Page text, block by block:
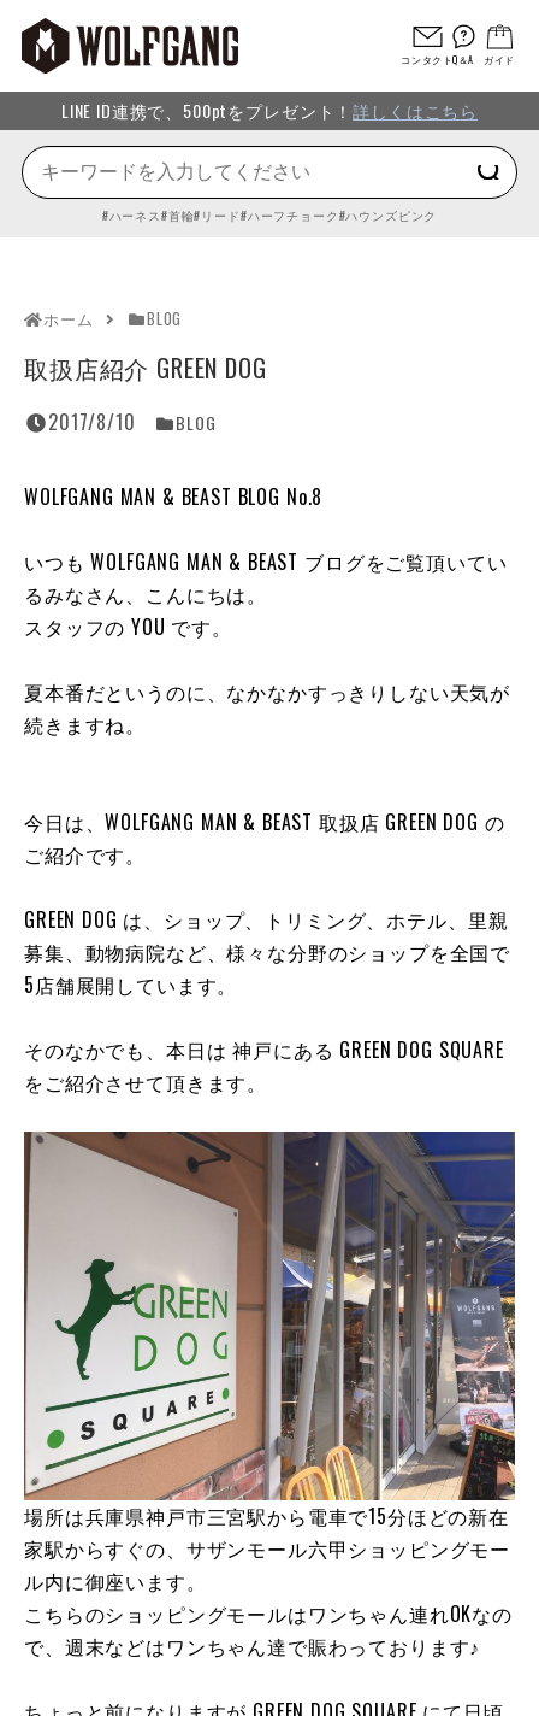
コンタクトQ＆A ガイド
LINE ID連携で、500ptをプレゼント！詳しくはこちら
ハーネス 首輪 リード ハーフチョーク ハウンズピンク
ホーム BLOG
取扱店紹介 GREEN DOG
2017/8/10 BLOG
WOLFGANG MAN & BEAST BLOG No.8
いつも WOLFGANG MAN & BEAST ブログをご覧頂いてい
るみなさん、こんにちは。
スタッフの YOU です。
夏本番だというのに、なかなかすっきりしない天気が
続きますね。
今日は、WOLFGANG MAN & BEAST 取扱店 GREEN DOG の
ご紹介です。
GREEN DOG は、ショップ、トリミング、ホテル、里親
募集、動物病院など、様々な分野のショップを全国で
5店舗展開しています。
そのなかでも、本日は 神戸にある GREEN DOG SQUARE
をご紹介させて頂きます。
場所は兵庫県神戸市三宮駅から電車で15分ほどの新在
家駅からすぐの、サザンモール六甲ショッピングモー
ル内に御座います。
こちらのショッピングモールはワンちゃん連れOKなの
で、週末などはワンちゃん達で賑わっております♪